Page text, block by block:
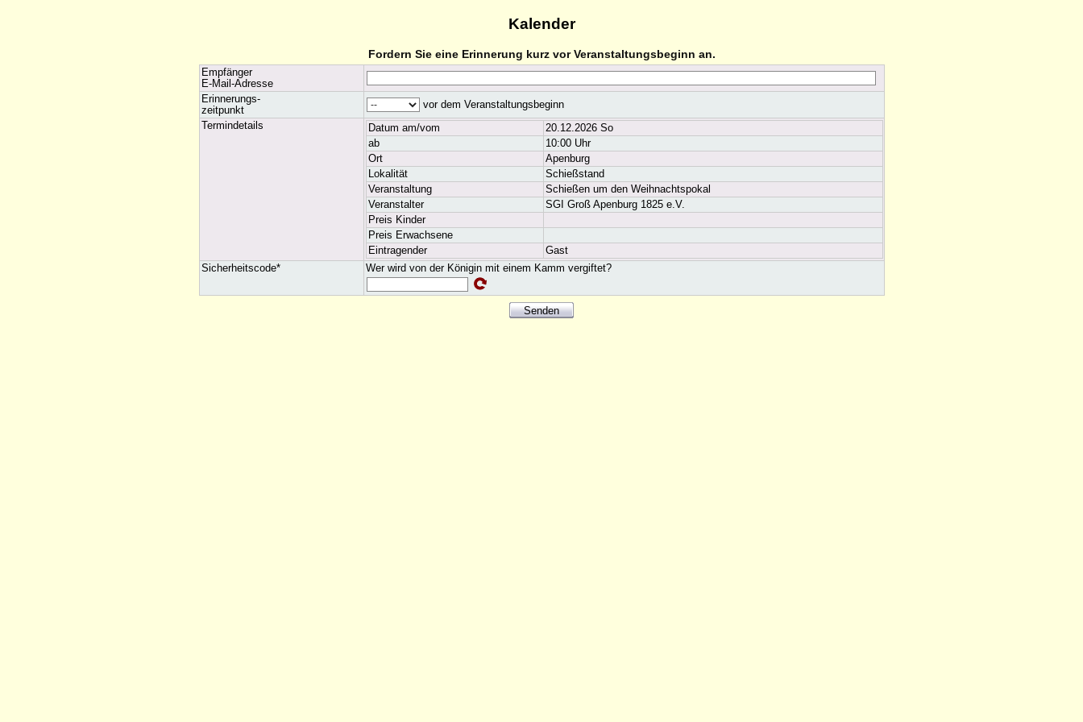
Kalender
Fordern Sie eine Erinnerung kurz vor Veranstaltungsbeginn an.
Empfänger
E-Mail-Adresse
Erinnerungs-
zeitpunkt
vor dem Veranstaltungsbeginn
Termindetails
Datum am/vom
20.12.2026 So
ab
10:00 Uhr
Ort
Apenburg
Lokalität
Schießstand
Veranstaltung
Schießen um den Weihnachtspokal
Veranstalter
SGI Groß Apenburg 1825 e.V.
Preis Kinder
Preis Erwachsene
Eintragender
Gast
Sicherheitscode*
Wer wird von der Königin mit einem Kamm vergiftet?